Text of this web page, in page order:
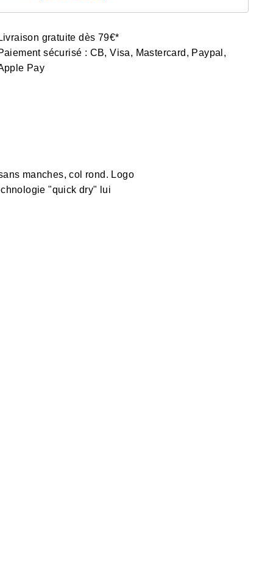
gratuite dès 79€*
sécurisé : CB, Visa, Mastercard, Paypal,
Pay
manches, col rond. Logo
"quick dry" lui